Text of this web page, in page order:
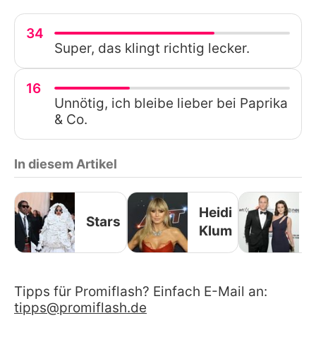
34
Super, das klingt richtig lecker.
16
Unnötig, ich bleibe lieber bei Paprika
& Co.
In diesem Artikel
Stars
Heidi
Klum
Tipps für Promiflash? Einfach E-Mail an:
tipps@promiflash.de